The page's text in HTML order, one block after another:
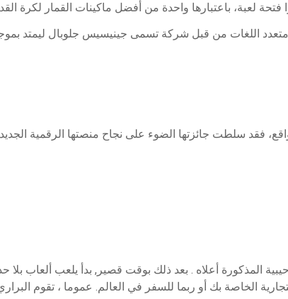
لعبة، باعتبارها واحدة من أفضل ماكينات القمار لكرة
متعدد اللغات من قبل شركة تسمى جينيسيس جلوبال ليمتد
المذكورة أعلاه . بعد ذلك بوقت قصير, بدأ يلعب ألعاب
الخاصة بك أو ربما للسفر في العالم. عموما ، تقوم